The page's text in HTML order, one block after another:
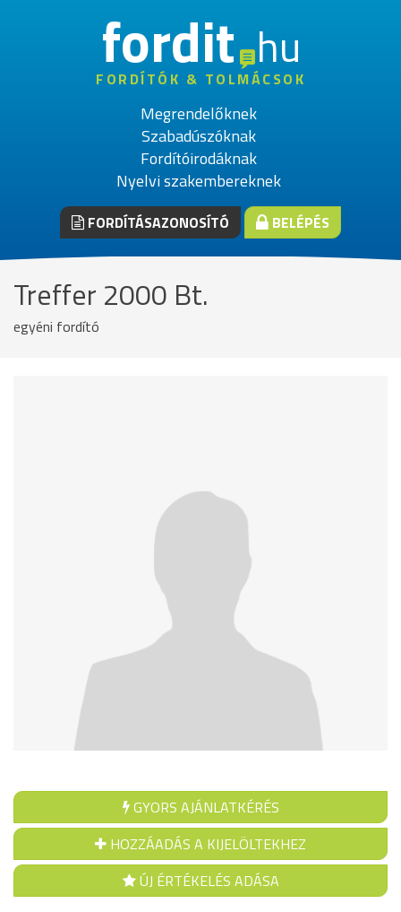
fordithu
FORDÍTÓK & TOLMÁCSOK
Megrendelőknek
Szabadúszóknak
Fordítóirodáknak
Nyelvi szakembereknek
FORDÍTÁSAZONOSÍTÓ BELÉPÉS
Treffer 2000 Bt.
egyéni fordító
GYORS AJÁNLATKÉRÉS
HOZZÁADÁS A KIJELÖLTEKHEZ
ÚJ ÉRTÉKELÉS ADÁSA